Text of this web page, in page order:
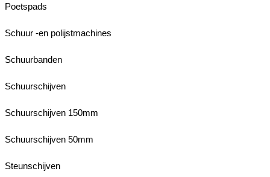
Poetspads
Schuur -en polijstmachines
Schuurbanden
Schuurschijven
Schuurschijven 150mm
Schuurschijven 50mm
Steunschijven